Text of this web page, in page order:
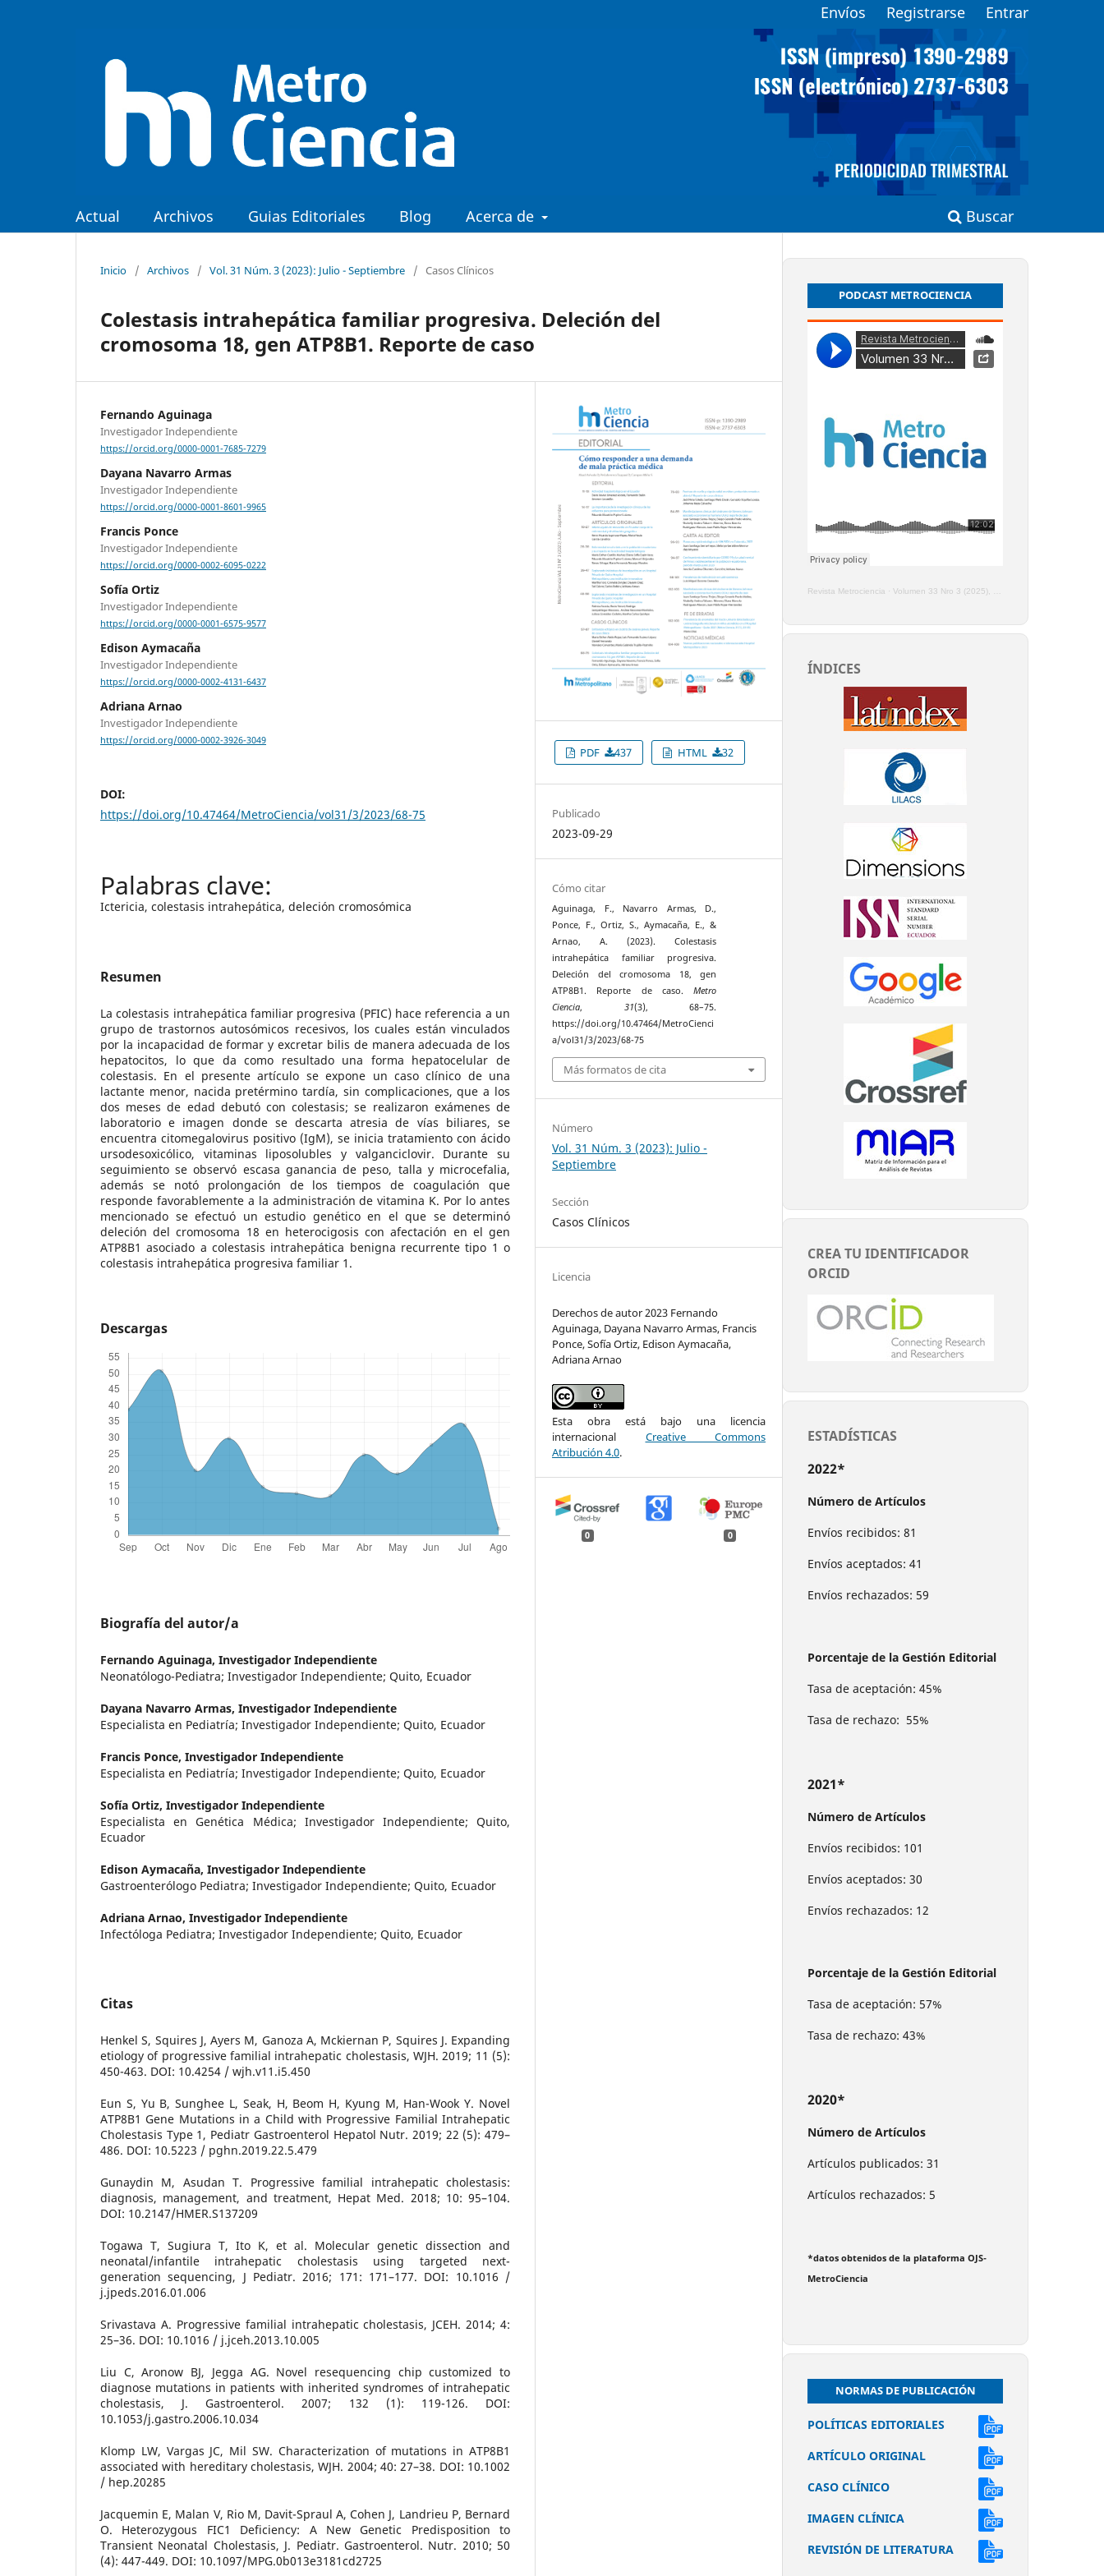
Actual Archivos Guias Editoriales Blog Acerca de Buscar
Envíos Registrarse Entrar
Inicio / Archivos / Vol. 31 Núm. 3 (2023): Julio - Septiembre / Casos Clínicos
Colestasis intrahepática familiar progresiva. Deleción del
cromosoma 18, gen ATP8B1. Reporte de caso
Fernando Aguinaga
Investigador Independiente
https://orcid.org/0000-0001-7685-7279
Dayana Navarro Armas
Investigador Independiente
https://orcid.org/0000-0001-8601-9965
Francis Ponce
Investigador Independiente
https://orcid.org/0000-0002-6095-0222
Sofía Ortiz
Investigador Independiente
https://orcid.org/0000-0001-6575-9577
Edison Aymacaña
Investigador Independiente
https://orcid.org/0000-0002-4131-6437
Adriana Arnao
Investigador Independiente
https://orcid.org/0000-0002-3926-3049
DOI:
https://doi.org/10.47464/MetroCiencia/vol31/3/2023/68-75
Ictericia, colestasis intrahepática, deleción cromosómica
Resumen
La colestasis intrahepática familiar progresiva (PFIC) hace referencia a un
grupo de trastornos autosómicos recesivos, los cuales están vinculados
por la incapacidad de formar y excretar bilis de manera adecuada de los
hepatocitos, lo que da como resultado una forma hepatocelular de
colestasis. En el presente artículo se expone un caso clínico de una
lactante menor, nacida pretérmino tardía, sin complicaciones, que a los
dos meses de edad debutó con colestasis; se realizaron exámenes de
laboratorio e imagen donde se descarta atresia de vías biliares, se
encuentra citomegalovirus positivo (IgM), se inicia tratamiento con ácido
ursodesoxicólico, vitaminas liposolubles y valganciclovir. Durante su
seguimiento se observó escasa ganancia de peso, talla y microcefalia,
además se notó prolongación de los tiempos de coagulación que
responde favorablemente a la administración de vitamina K. Por lo antes
mencionado se efectuó un estudio genético en el que se determinó
deleción del cromosoma 18 en heterocigosis con afectación en el gen
ATP8B1 asociado a colestasis intrahepática benigna recurrente tipo 1 o
colestasis intrahepática progresiva familiar 1.
Descargas
Biografía del autor/a
Fernando Aguinaga, Investigador Independiente
Neonatólogo-Pediatra; Investigador Independiente; Quito, Ecuador
Dayana Navarro Armas, Investigador Independiente
Especialista en Pediatría; Investigador Independiente; Quito, Ecuador
Francis Ponce, Investigador Independiente
Especialista en Pediatría; Investigador Independiente; Quito, Ecuador
Sofía Ortiz, Investigador Independiente
Especialista en Genética Médica; Investigador Independiente; Quito,
Ecuador
Edison Aymacaña, Investigador Independiente
Gastroenterólogo Pediatra; Investigador Independiente; Quito, Ecuador
Adriana Arnao, Investigador Independiente
Infectóloga Pediatra; Investigador Independiente; Quito, Ecuador
Citas
Henkel S, Squires J, Ayers M, Ganoza A, Mckiernan P, Squires J. Expanding
etiology of progressive familial intrahepatic cholestasis, WJH. 2019; 11 (5):
450-463. DOI: 10.4254 / wjh.v11.i5.450
Eun S, Yu B, Sunghee L, Seak, H, Beom H, Kyung M, Han-Wook Y. Novel
ATP8B1 Gene Mutations in a Child with Progressive Familial Intrahepatic
Cholestasis Type 1, Pediatr Gastroenterol Hepatol Nutr. 2019; 22 (5): 479–
486. DOI: 10.5223 / pghn.2019.22.5.479
Gunaydin M, Asudan T. Progressive familial intrahepatic cholestasis:
diagnosis, management, and treatment, Hepat Med. 2018; 10: 95–104.
DOI: 10.2147/HMER.S137209
Togawa T, Sugiura T, Ito K, et al. Molecular genetic dissection and
neonatal/infantile intrahepatic cholestasis using targeted next-
generation sequencing, J Pediatr. 2016; 171: 171–177. DOI: 10.1016 /
j.jpeds.2016.01.006
Srivastava A. Progressive familial intrahepatic cholestasis, JCEH. 2014; 4:
25–36. DOI: 10.1016 / j.jceh.2013.10.005
Liu C, Aronow BJ, Jegga AG. Novel resequencing chip customized to
diagnose mutations in patients with inherited syndromes of intrahepatic
cholestasis, J. Gastroenterol. 2007; 132 (1): 119-126. DOI:
10.1053/j.gastro.2006.10.034
Klomp LW, Vargas JC, Mil SW. Characterization of mutations in ATP8B1
associated with hereditary cholestasis, WJH. 2004; 40: 27–38. DOI: 10.1002
/ hep.20285
Jacquemin E, Malan V, Rio M, Davit-Spraul A, Cohen J, Landrieu P, Bernard
O. Heterozygous FIC1 Deficiency: A New Genetic Predisposition to
Transient Neonatal Cholestasis, J. Pediatr. Gastroenterol. Nutr. 2010; 50
(4): 447-449. DOI: 10.1097/MPG.0b013e3181cd2725
PDF 437 HTML 32
Publicado
2023-09-29
Cómo citar
Aguinaga, F., Navarro Armas, D.,
Ponce, F., Ortiz, S., Aymacaña, E., &
Arnao, A. (2023). Colestasis
intrahepática familiar progresiva.
Deleción del cromosoma 18, gen
ATP8B1. Reporte de caso.Metro
Ciencia, 31(3), 68–75.
https://doi.org/10.47464/MetroCienci
a/vol31/3/2023/68-75
Más formatos de cita
Número
Vol. 31 Núm. 3 (2023): Julio -
Septiembre
Sección
Casos Clínicos
Licencia
Derechos de autor 2023 Fernando
Aguinaga, Dayana Navarro Armas, Francis
Ponce, Sofía Ortiz, Edison Aymacaña,
Adriana Arnao
Esta obra está bajo una licencia
internacional Creative Commons
Atribución 4.0.
0 0
PODCAST METROCIENCIA
Revista Metrociencia · Volumen 33 Nro 3 (2025), Enero - Marzo
ÍNDICES
CREA TU IDENTIFICADOR
ORCID
ESTADÍSTICAS
2022*
Número de Artículos
Envíos recibidos: 81
Envíos aceptados: 41
Envíos rechazados: 59
Porcentaje de la Gestión Editorial
Tasa de aceptación: 45%
Tasa de rechazo: 55%
2021*
Número de Artículos
Envíos recibidos: 101
Envíos aceptados: 30
Envíos rechazados: 12
Porcentaje de la Gestión Editorial
Tasa de aceptación: 57%
Tasa de rechazo: 43%
2020*
Número de Artículos
Artículos publicados: 31
Artículos rechazados: 5
*datos obtenidos de la plataforma OJS-
MetroCiencia
NORMAS DE PUBLICACIÓN
POLÍTICAS EDITORIALES
ARTÍCULO ORIGINAL
CASO CLÍNICO
IMAGEN CLÍNICA
REVISIÓN DE LITERATURA